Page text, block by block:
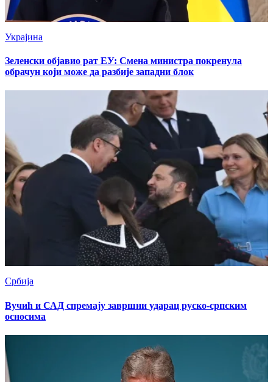
Украјина
Зеленски објавио рат ЕУ: Смена министра покренула
обрачун који може да разбије западни блок
Србија
Вучић и САД спремају завршни ударац руско-српским
осносима